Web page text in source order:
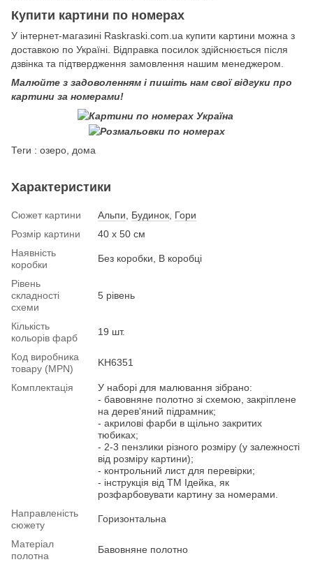
Купити картини по номерах
У інтернет-магазині Raskraski.com.ua купити картини можна з
доставкою по Україні. Відправка посилок здійснюється після
дзвінка та підтвердження замовлення нашим менеджером.
Малюйте з задоволенням і пишіть нам свої відгуки про
картини за номерами!
Теги : озеро, дома
Характеристики
Сюжет картини Альпи Будинок Гори
Розмір картини
40 х 50 см
Наявність
коробки
Без коробки, В коробці
Рівень
складності
схеми
5 рівень
Кількість
кольорів фарб
19 шт.
Код виробника
товару (MPN)
KH6351
Комплектація
У наборі для малювання зібрано:
- бавовняне полотно зі схемою, закріплене
на дерев'яний підрамник;
- акрилові фарби в щільно закритих
тюбиках;
- 2-3 пензлики різного розміру (у залежності
від розміру картини);
- контрольний лист для перевірки;
- інструкція від ТМ Ідейка, як
розфарбовувати картину за номерами.
Направленість
сюжету
Горизонтальна
Матеріал
полотна
Бавовняне полотно